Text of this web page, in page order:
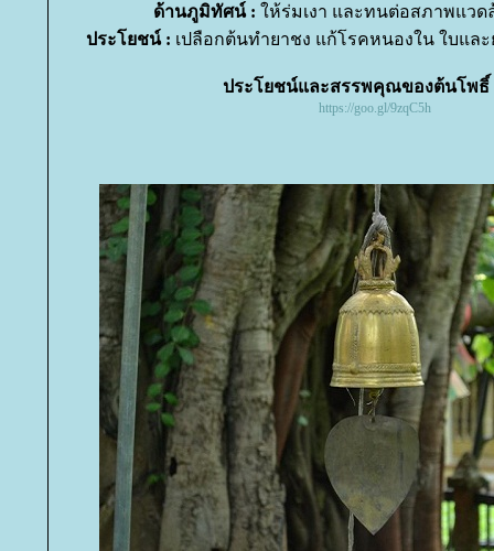
ด้านภูมิทัศน์ : ห้ร่มเงา และทนต่อสภาพแวด
ประโยชน์ : เปลือกต้นทำยาชง แก้โรคหนองใน ใบแล
ประโยชน์และสรรพคุณของต้นโพธิ์
https://goo.gl/9zqC5h